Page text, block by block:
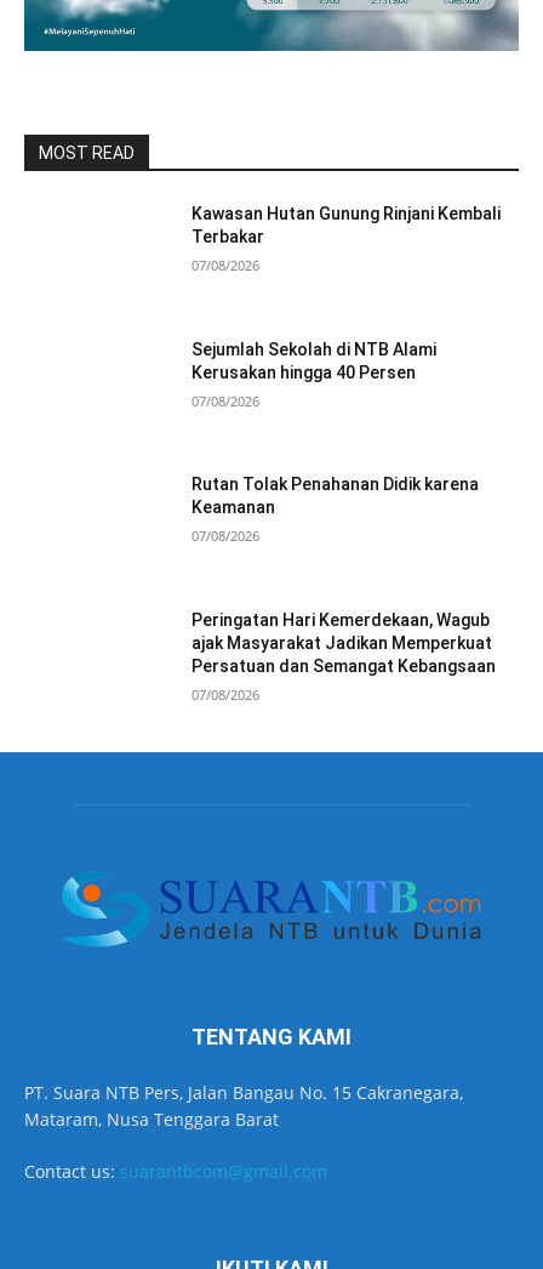
MOST READ
Kawasan Hutan Gunung Rinjani Kembali
Terbakar
07/08/2026
Sejumlah Sekolah di NTB Alami
Kerusakan hingga 40 Persen
07/08/2026
Rutan Tolak Penahanan Didik karena
Keamanan
07/08/2026
Peringatan Hari Kemerdekaan, Wagub
ajak Masyarakat Jadikan Memperkuat
Persatuan dan Semangat Kebangsaan
07/08/2026
TENTANG KAMI
PT. Suara NTB Pers, Jalan Bangau No. 15 Cakranegara,
Mataram, Nusa Tenggara Barat
Contact us: suarantbcom@gmail.com